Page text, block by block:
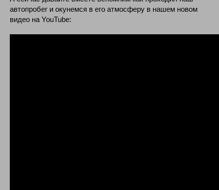
автопробег и окунемся в его атмосферу в нашем новом
видео на YouTube: